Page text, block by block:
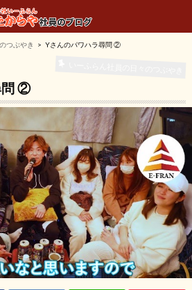
つぶやき Yさんのパワハラ尋問 ②
問 ②